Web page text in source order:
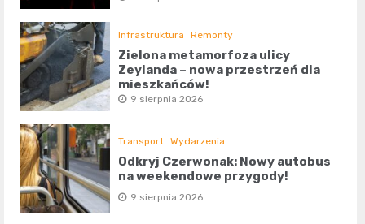
Infrastruktura Remonty
Zielona metamorfoza ulicy
Zeylanda – nowa przestrzeń dla
mieszkańców!
9 sierpnia 2026
Transport Wydarzenia
Odkryj Czerwonak: Nowy autobus
na weekendowe przygody!
9 sierpnia 2026